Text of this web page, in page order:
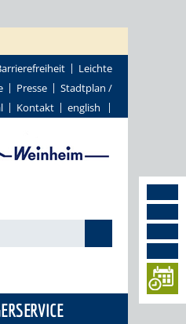
Leichte
Presse
Stadtplan /
Kontakt english